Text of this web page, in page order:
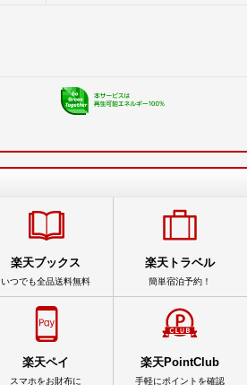
楽天ブックス
いつでも全品送料無料
楽天トラベル
簡単宿泊予約！
楽天ペイ
スマホをお財布に
楽天PointClub
手軽にポイントを確認